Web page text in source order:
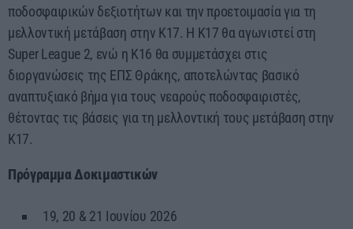
ποδοσφαιρικών δεξιοτήτων και την προετοιμασία για τη
μελλοντική μετάβαση στην Κ17. Η Κ17 θα αγωνιστεί στη
Super League 2, ενώ η Κ16 θα συμμετάσχει στις
διοργανώσεις της ΕΠΣ Θράκης, αποτελώντας βασικό
αναπτυξιακό βήμα για τους νεαρούς ποδοσφαιριστές,
θέτοντας τις βάσεις για τη μελλοντική τους μετάβαση στην
Κ17.
Πρόγραμμα Δοκιμαστικών
19, 20 & 21 Ιουνίου 2026